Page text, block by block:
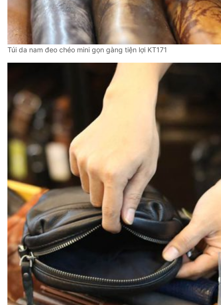
Túi da nam đeo chéo mini gọn gàng tiện lợi KT171